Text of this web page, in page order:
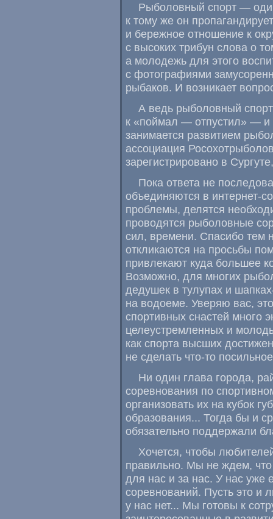
Рыболовный спорт —
к тому же он
и бережное отношение к
с высоких трибун слова о
а молодежь для этого
с фотографиями
рыбаков. И возникает
А ведь рыболовный
к «поймал — отпустил» — и
занимается развитием
ассоциация
зарегистрировано в
Пока ответа не
объединяются в интернет-
проблемы, делятся
проводятся рыболовные
сил, времени. Спасибо тем
откликаются на просьбы
привлекают куда большее
Возможно, для многих
дедушек в тулупах и
на водоеме. Уверяю вас,
спортивных снастей много
целеустремленных и
как спорта высших
не сделать что-то
Ни один глава города,
соревнования по
организовать их на кубок
образования... Тогда бы и
обязательно поддержали
Хочется, чтобы
правильно. Мы не ждем,
для нас и за нас. У нас уже
соревнований. Пусть это и
у нас нет... Мы готовы к